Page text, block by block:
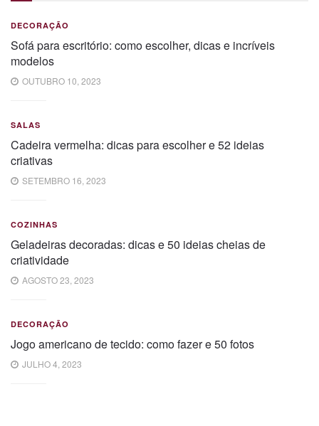
DECORAÇÃO
Sofá para escritório: como escolher, dicas e incríveis
modelos
OUTUBRO 10, 2023
SALAS
Cadeira vermelha: dicas para escolher e 52 ideias
criativas
SETEMBRO 16, 2023
COZINHAS
Geladeiras decoradas: dicas e 50 ideias cheias de
criatividade
AGOSTO 23, 2023
DECORAÇÃO
Jogo americano de tecido: como fazer e 50 fotos
JULHO 4, 2023